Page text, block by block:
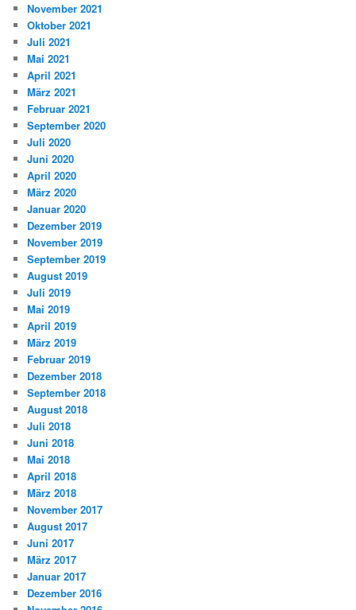
November 2021
Oktober 2021
Juli 2021
Mai 2021
April 2021
März 2021
Februar 2021
September 2020
Juli 2020
Juni 2020
April 2020
März 2020
Januar 2020
Dezember 2019
November 2019
September 2019
August 2019
Juli 2019
Mai 2019
April 2019
März 2019
Februar 2019
Dezember 2018
September 2018
August 2018
Juli 2018
Juni 2018
Mai 2018
April 2018
März 2018
November 2017
August 2017
Juni 2017
März 2017
Januar 2017
Dezember 2016